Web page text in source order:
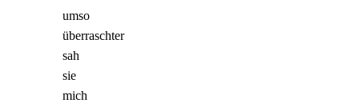
umso
überraschter
sah
sie
mich